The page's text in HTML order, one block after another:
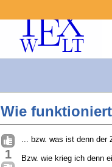
Wie
1
... bzw. was ist denn der
Bzw. wie krieg ich denn